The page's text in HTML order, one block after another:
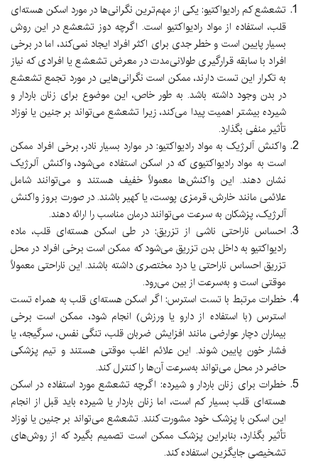
تشعشع کم رادیواکتیو: یکی از مهم‌ترین نگرانی‌ها در مورد اسکن هسته‌ای
قلب، استفاده از مواد رادیواکتیو است. اگرچه دوز تشعشع در این روش
بسیار پایین است و خطر جدی برای اکثر افراد ایجاد نمی‌کند، اما در برخی
افراد با سابقه قرارگیری طولانی‌مدت در معرض تشعشع یا افرادی که نیاز
به تکرار این تست دارند، ممکن است نگرانی‌هایی در مورد تجمع تشعشع
در بدن وجود داشته باشد. به طور خاص، این موضوع برای زنان باردار و
شیرده بیشتر اهمیت پیدا می‌کند، زیرا تشعشع می‌تواند بر جنین یا نوزاد
تأثیر منفی بگذارد.
واکنش آلرژیک به مواد رادیواکتیو: در موارد بسیار نادر، برخی افراد ممکن
است به مواد رادیواکتیوی که در اسکن استفاده می‌شود، واکنش آلرژیک
نشان دهند. این واکنش‌ها معمولاً خفیف هستند و می‌توانند شامل
علائمی مانند خارش، قرمزی پوست، یا کهیر باشند. در صورت بروز واکنش
آلرژیک، پزشکان به سرعت می‌توانند درمان مناسب را ارائه دهند.
احساس ناراحتی ناشی از تزریق: در طی اسکن هسته‌ای قلب، ماده
رادیواکتیو به داخل بدن تزریق می‌شود که ممکن است برخی افراد در محل
تزریق احساس ناراحتی یا درد مختصری داشته باشند. این ناراحتی معمولاً
موقتی است و به‌سرعت از بین می‌رود.
خطرات مرتبط با تست استرس: اگر اسکن هسته‌ای قلب به همراه تست
استرس (با استفاده از دارو یا ورزش) انجام شود، ممکن است برخی
بیماران دچار عوارضی مانند افزایش ضربان قلب، تنگی نفس، سرگیجه، یا
فشار خون پایین شوند. این علائم اغلب موقتی هستند و تیم پزشکی
حاضر در محل می‌تواند به‌سرعت آن‌ها را کنترل کند.
خطرات برای زنان باردار و شیرده: اگرچه تشعشع مورد استفاده در اسکن
هسته‌ای قلب بسیار کم است، اما زنان باردار یا شیرده باید قبل از انجام
این اسکن با پزشک خود مشورت کنند. تشعشع می‌تواند بر جنین یا نوزاد
تأثیر بگذارد، بنابراین پزشک ممکن است تصمیم بگیرد که از روش‌های
تشخیصی جایگزین استفاده کند.